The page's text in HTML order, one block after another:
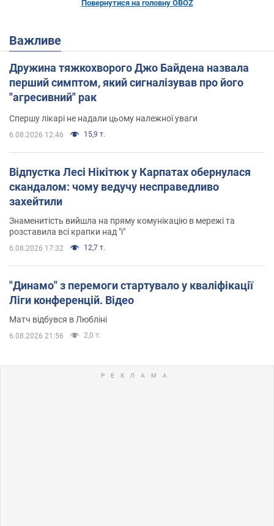
Повернутися на головну OBOZ
Важливе
Дружина тяжкохворого Джо Байдена назвала
перший симптом, який сигналізував про його
"агресивний" рак
Спершу лікарі не надали цьому належної уваги
6.08.2026 12:46 15,9 т.
Відпустка Лесі Нікітюк у Карпатах обернулася
скандалом: чому ведучу несправедливо
захейтили
Знаменитість вийшла на пряму комунікацію в мережі та
розставила всі крапки над "і"
6.08.2026 17:32 12,7 т.
"Динамо" з перемоги стартувало у кваліфікації
Ліги конференцій. Відео
Матч відбувся в Любліні
6.08.2026 21:56 2,0 т.